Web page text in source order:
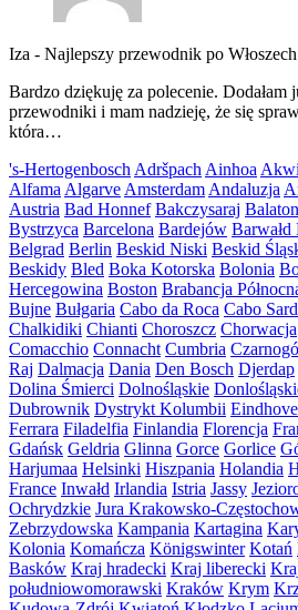
Iza - Najlepszy przewodnik po Włoszech
Bardzo dziękuję za polecenie. Dodałam
przewodniki i mam nadzieję, że się
która…
's-Hertogenbosch Adršpach Ainhoa
Alfama Algarve Amsterdam Andaluzja
Austria Bad Honnef Bakczysaraj Balaton
Bystrzyca Barcelona Bardejów
Belgrad Berlin Beskid Niski Beskid
Beskidy Bled Boka Kotorska Bolonia
Hercegowina Boston Brabancja
Bujne Bułgaria Cabo da Roca Cabo
Chalkidiki Chianti Choroszcz Chorwacja
Comacchio Connacht Cumbria
Raj Dalmacja Dania Den Bosch Djerdap
Dolina Śmierci Dolnośląskie
Dubrownik Dystrykt Kolumbii
Ferrara Filadelfia Finlandia Florencja
Gdańsk Geldria Glinna Gorce Gorlice
Harjumaa Helsinki Hiszpania Holandia
France Inwałd Irlandia Istria Jassy
Ochrydzkie Jura Krakowsko-
Zebrzydowska Kampania Kartagina
Kolonia Komańcza Königswinter Kotań
Basków Kraj hradecki Kraj liberecki
południowomorawski Kraków Krym